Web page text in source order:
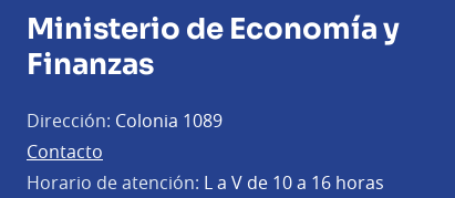
Ministerio de Economía y
Finanzas
Dirección: Colonia 1089
Contacto
Horario de atención: L a V de 10 a 16 horas